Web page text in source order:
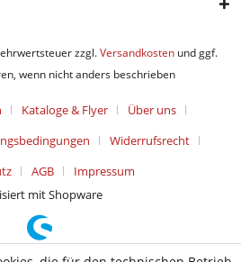
zzgl.Versandkosten und ggf.
wenn nicht anders beschrieben
Kataloge & Flyer
Über uns
Widerrufsrecht
AGB
Impressum
mit Shopware